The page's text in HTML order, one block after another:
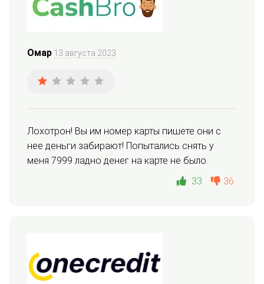
Омар 13 августа 2023
Лохотрон! Вы им номер карты пишете они с
нее деньги забирают! Попытались снять у
меня 7999 ладно денег на карте не было.
33
36